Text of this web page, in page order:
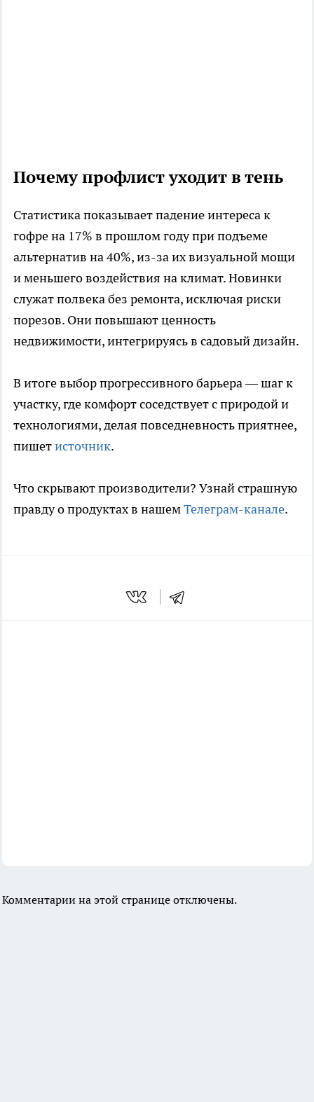
Почему профлист уходит в тень
Статистика показывает падение интереса к
гофре на 17% в прошлом году при подъеме
альтернатив на 40%, из-за их визуальной мощи
и меньшего воздействия на климат. Новинки
служат полвека без ремонта, исключая риски
порезов. Они повышают ценность
недвижимости, интегрируясь в садовый дизайн.
В итоге выбор прогрессивного барьера — шаг к
участку, где комфорт соседствует с природой и
технологиями, делая повседневность приятнее,
пишетисточник.
Что скрывают производители? Узнай страшную
правду о продуктах в нашемТелеграм-канале.
Комментарии на этой странице отключены.